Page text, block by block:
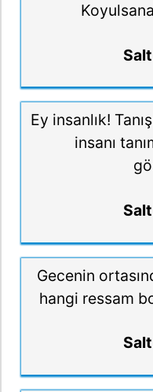
Ey insanlık!
insanı
Gecenin
hangi ressam